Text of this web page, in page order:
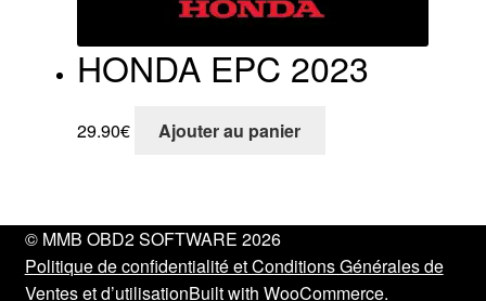
HONDA EPC 2023
29.90€ Ajouter au panier
© MMB OBD2 SOFTWARE 2026
Politique de confidentialité et Conditions Générales de
Ventes et d’utilisationBuilt with WooCommerce.